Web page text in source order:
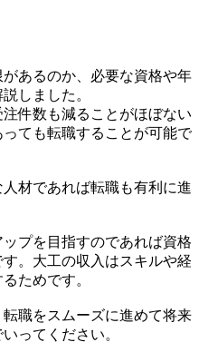
あるのか、必要な資格や年
しました。
件数も減ることがほぼない
ても転職することが可能で
材であれば転職も有利に進
プを目指すのであれば資格
。大工の収入はスキルや経
ためです。
職をスムーズに進めて将来
ってください。